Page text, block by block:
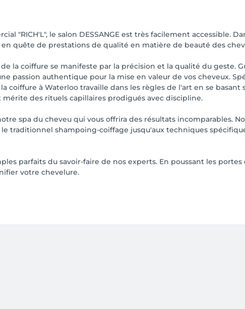
"RICH'L", le salon DESSANGE est très facilement accessible.
quête de prestations de qualité en matière de beauté des
la coiffure se manifeste par la précision et la qualité du geste.
passion authentique pour la mise en valeur de vos cheveux.
coiffure à Waterloo travaille dans les règles de l'art en se basant
mérite des rituels capillaires prodigués avec discipline.
spa du cheveu qui vous offrira des résultats incomparables.
traditionnel shampoing-coiffage jusqu'aux techniques
parfaits du savoir-faire de nos experts. En poussant les
votre chevelure.